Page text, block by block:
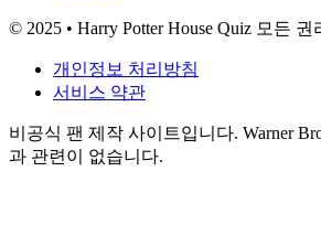
© 2025 • Harry Potter House Quiz 모든 권
개인정보 처리방침
서비스 약관
비공식 팬 제작 사이트입니다. Warner
과 관련이 없습니다.